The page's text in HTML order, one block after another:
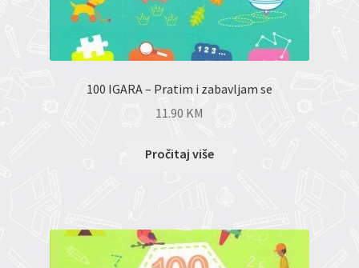
100 IGARA – Pratim i zabavljam se
11.90 KM
Pročitaj više